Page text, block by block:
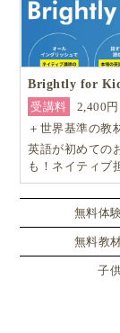
Brightly for
受講料
2,400
＋世界基準の教
英語が初めての
も！ネイティブ
小学生からの4
ー』
無料体
無料教
子